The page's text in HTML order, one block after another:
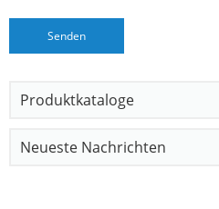
Produktkataloge
Neueste Nachrichten